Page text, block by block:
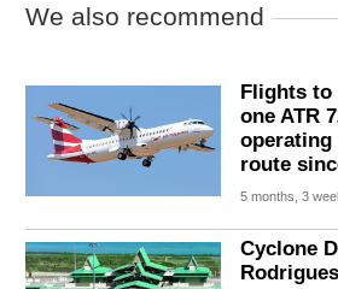
We also recommend
Flights
one ATR
operating
route
5 months, 3
Cyclone